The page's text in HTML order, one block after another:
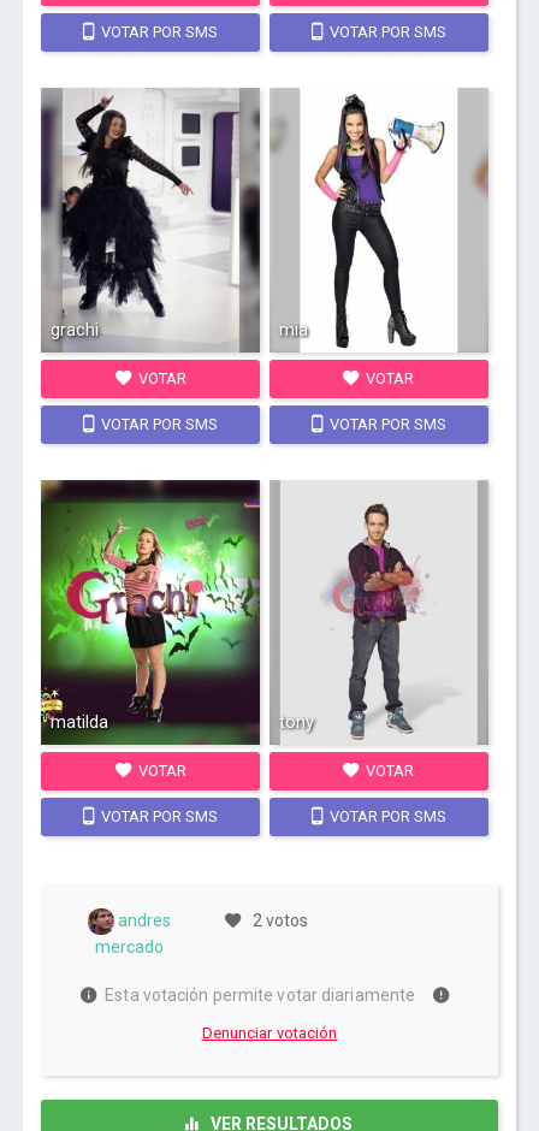
VOTAR POR SMS VOTAR POR SMS
grachi
VOTAR
VOTAR POR SMS
mia
VOTAR
VOTAR POR SMS
matilda
VOTAR
VOTAR POR SMS
tony
VOTAR
VOTAR POR SMS
andres
mercado
2 votos
Esta votación permite votar diariamente
Denunciar votación
VER RESULTADOS